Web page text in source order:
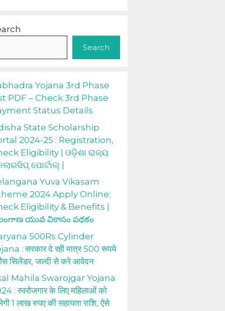
Search
Yojana 3rd Phase
PDF – Check 3rd Phase
Status Details
State Scholarship
2024-25 : Registration,
Eligibility | ଓଡ଼ିଶା ରାଜ୍ୟ
ପୋର୍ଟାଲ୍ |
Yuva Vikasam
2024 Apply Online:
Eligibility & Benefits |
యువ వికాసం పథకం
500Rs Cylinder
: सरकार दे रही मात्र 500 रूपये
सिलेंडर, जल्दी से करे आवेदन
Mahila Swarojgar Yojana
: स्वरोजगार के लिए महिलाओं को
1 लाख रुपए की सहायता राशि, ऐसे